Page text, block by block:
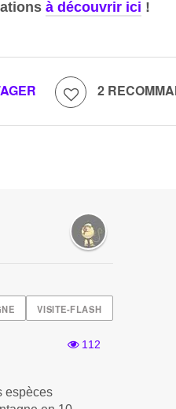
à découvrir ici !
2
VISITE-FLASH
112
espèces